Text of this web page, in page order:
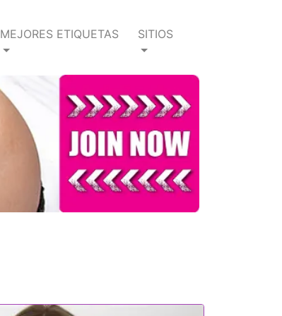
MEJORES ETIQUETAS SITIOS